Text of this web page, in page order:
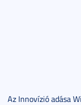
Az Innovízió adása